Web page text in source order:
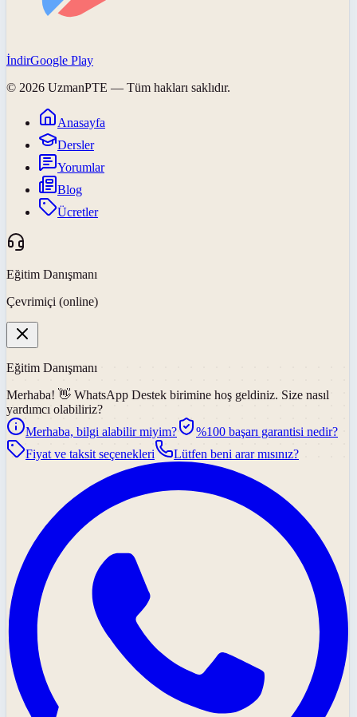
İndirGoogle Play
© 2026 UzmanPTE — Tüm hakları saklıdır.
Anasayfa
Dersler
Yorumlar
Blog
Ücretler
Eğitim Danışmanı
Çevrimiçi (online)
Eğitim Danışmanı
Merhaba! 👋 WhatsApp Destek birimine hoş geldiniz. Size nasıl
yardımcı olabiliriz?
Merhaba, bilgi alabilir miyim?
%100 başarı garantisi nedir?
Fiyat ve taksit seçenekleri
Lütfen beni arar mısınız?